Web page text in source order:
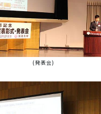
(発表会)